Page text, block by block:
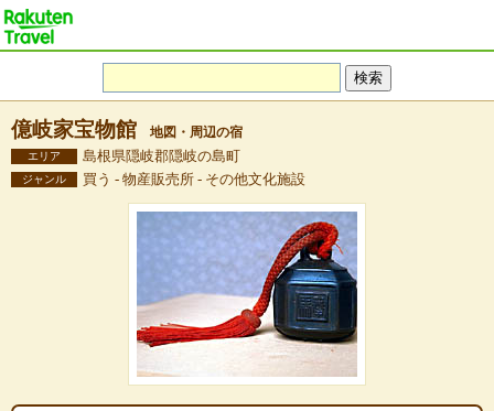
億岐家宝物館 地図・周辺の宿
エリア 島根県隠岐郡隠岐の島町
ジャンル 買う - 物産販売所 - その他文化施設